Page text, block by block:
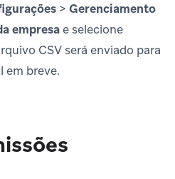
> Gerenciamento
empresae selecione
CSV será enviado para
em breve.